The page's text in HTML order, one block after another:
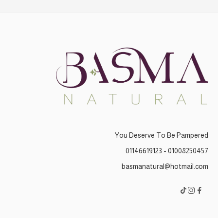
You Deserve To Be Pampered
01008250457 - 01146619123
basmanatural@hotmail.com